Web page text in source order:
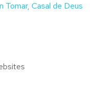
Tomar, Casal de Deus